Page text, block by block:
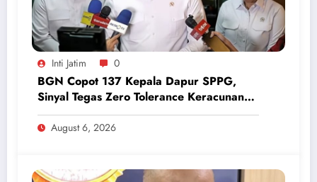
Inti Jatim 0
BGN Copot 137 Kepala Dapur SPPG,
Sinyal Tegas Zero Tolerance Keracunan
Makanan dan Korupsi
August 6, 2026